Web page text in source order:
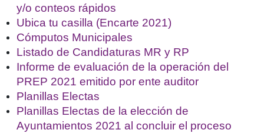
y/o conteos rápidos
Ubica tu casilla (Encarte 2021)
Cómputos Municipales
Listado de Candidaturas MR y RP
Informe de evaluación de la operación del
PREP 2021 emitido por ente auditor
Planillas Electas
Planillas Electas de la elección de
Ayuntamientos 2021 al concluir el proceso